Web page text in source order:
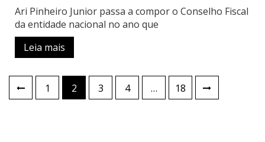
Ari Pinheiro Junior passa a compor o Conselho Fiscal
da entidade nacional no ano que
Leia mais
Paginação
de
1 2 3 4 … 18